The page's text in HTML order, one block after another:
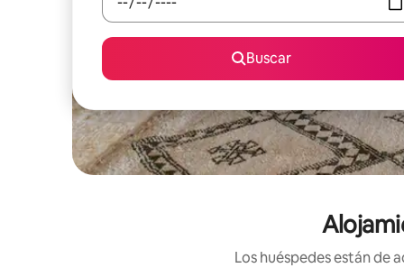
Buscar
Los huéspedes están de